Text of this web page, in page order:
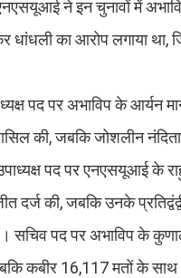
ने इन चुनावों में
का आरोप लगाया था,
पद पर अभाविप के आर्यन
की, जबकि जोशलीन
पद पर एनएसयूआई के
दर्ज की, जबकि उनके
सचिव पद पर अभाविप के
कबीर 16,117 मतों के